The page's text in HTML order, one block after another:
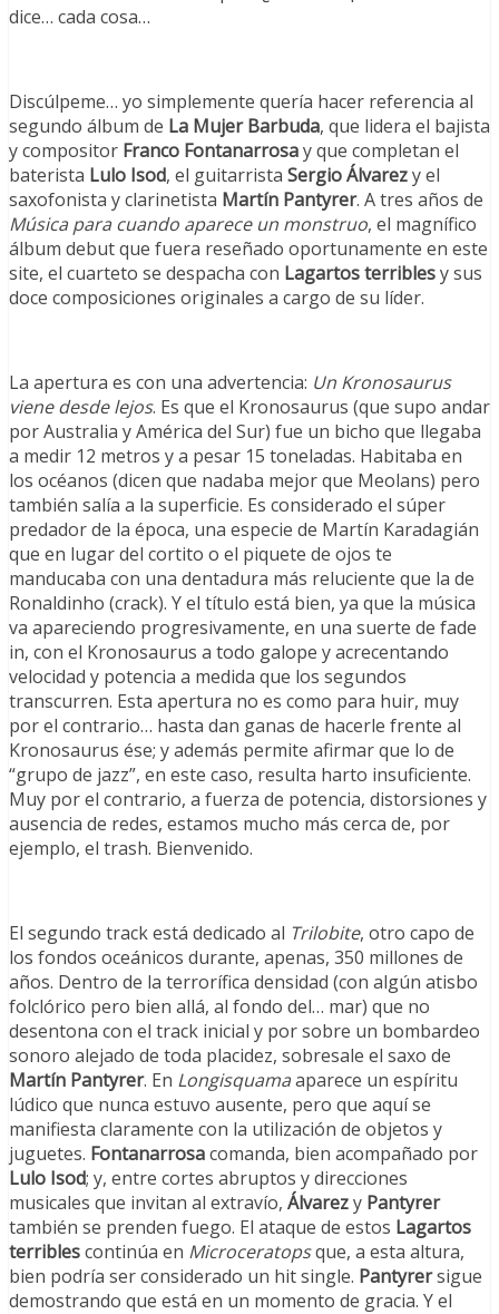
dice… cada cosa…
Discúlpeme… yo simplemente quería hacer referencia al
segundo álbum de La Mujer Barbuda, que lidera el bajista
y compositor Franco Fontanarrosay que completan el
baterista Lulo Isod, el guitarrista Sergio Álvarezy el
saxofonista y clarinetista Martín Pantyrer. A tres años de
Música para cuando aparece un monstruo, el magnífico
álbum debut que fuera reseñado oportunamente en este
site, el cuarteto se despacha con Lagartos terriblesy sus
doce composiciones originales a cargo de su líder.
La apertura es con una advertencia: Un Kronosaurus
viene desde lejos. Es que el Kronosaurus (que supo andar
por Australia y América del Sur) fue un bicho que llegaba
a medir 12 metros y a pesar 15 toneladas. Habitaba en
los océanos (dicen que nadaba mejor que Meolans) pero
también salía a la superficie. Es considerado el súper
predador de la época, una especie de Martín Karadagián
que en lugar del cortito o el piquete de ojos te
manducaba con una dentadura más reluciente que la de
Ronaldinho (crack). Y el título está bien, ya que la música
va apareciendo progresivamente, en una suerte de fade
in, con el Kronosaurus a todo galope y acrecentando
velocidad y potencia a medida que los segundos
transcurren. Esta apertura no es como para huir, muy
por el contrario… hasta dan ganas de hacerle frente al
Kronosaurus ése; y además permite afirmar que lo de
“grupo de jazz”, en este caso, resulta harto insuficiente.
Muy por el contrario, a fuerza de potencia, distorsiones y
ausencia de redes, estamos mucho más cerca de, por
ejemplo, el trash. Bienvenido.
El segundo track está dedicado al Trilobite, otro capo de
los fondos oceánicos durante, apenas, 350 millones de
años. Dentro de la terrorífica densidad (con algún atisbo
folclórico pero bien allá, al fondo del… mar) que no
desentona con el track inicial y por sobre un bombardeo
sonoro alejado de toda placidez, sobresale el saxo de
Martín Pantyrer. En Longisquamaaparece un espíritu
lúdico que nunca estuvo ausente, pero que aquí se
manifiesta claramente con la utilización de objetos y
juguetes. Fontanarrosacomanda, bien acompañado por
Lulo Isod; y, entre cortes abruptos y direcciones
musicales que invitan al extravío, Álvarezy Pantyrer
también se prenden fuego. El ataque de estos Lagartos
terriblescontinúa en Microceratopsque, a esta altura,
bien podría ser considerado un hit single. Pantyrersigue
demostrando que está en un momento de gracia. Y el